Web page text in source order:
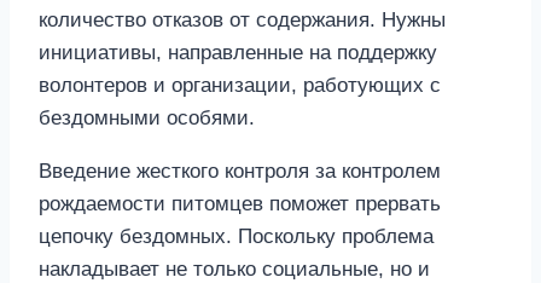
количество отказов от содержания. Нужны
инициативы, направленные на поддержку
волонтеров и организации, работующих с
бездомными особями.
Введение жесткого контроля за контролем
рождаемости питомцев поможет прервать
цепочку бездомных. Поскольку проблема
накладывает не только социальные, но и